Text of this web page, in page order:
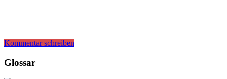
Kommentar schreiben
Glossar